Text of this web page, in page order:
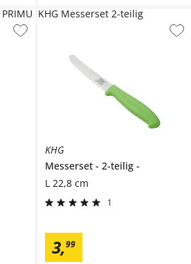
KHG
Messerset
2-teilig
L 22,8 cm
1
3,99
KHG Messerset 2-teilig